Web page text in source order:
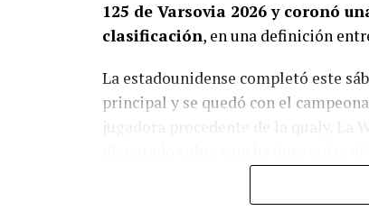
125 de Varsovia 2026 y coronó
clasificación, en una definición
La estadounidense completó este
principal y se quedó con el
Carol Lee se quedó con